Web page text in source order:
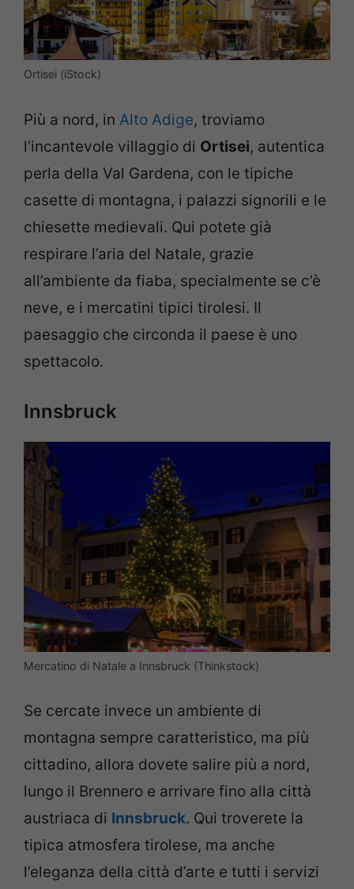
Ortisei (iStock)
Più a nord, in Alto Adige, troviamo
l’incantevole villaggio di Ortisei, autentica
perla della Val Gardena, con le tipiche
casette di montagna, i palazzi signorili e le
chiesette medievali. Qui potete già
respirare l’aria del Natale, grazie
all’ambiente da fiaba, specialmente se c’è
neve, e i mercatini tipici tirolesi. Il
paesaggio che circonda il paese è uno
spettacolo.
Innsbruck
Mercatino di Natale a Innsbruck (Thinkstock)
Se cercate invece un ambiente di
montagna sempre caratteristico, ma più
cittadino, allora dovete salire più a nord,
lungo il Brennero e arrivare fino alla città
austriaca di Innsbruck. Qui troverete la
tipica atmosfera tirolese, ma anche
l’eleganza della città d’arte e tutti i servizi